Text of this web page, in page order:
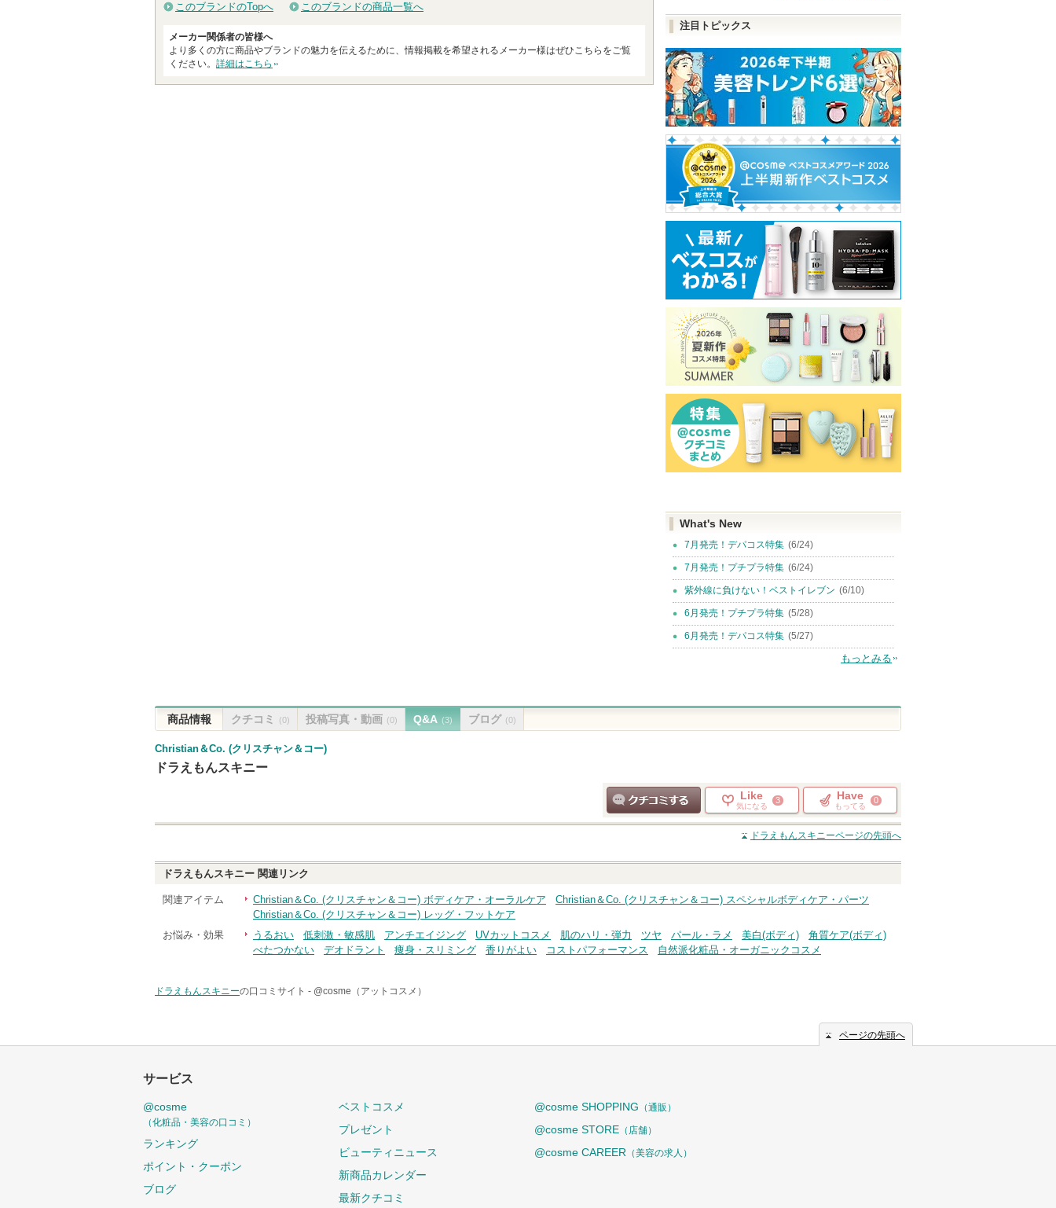
このブランドのTopへ このブランドの商品一覧へ
メーカー関係者の皆様へ
より多くの方に商品やブランドの魅力を伝えるために、情報掲載を希望されるメーカー様はぜひこちらをご覧
ください。 詳細はこちら
注目トピックス
What's New
7月発売！デパコス特集 (6/24)
7月発売！プチプラ特集 (6/24)
紫外線に負けない！ベストイレブン (6/10)
6月発売！プチプラ特集 (5/28)
6月発売！デパコス特集 (5/27)
もっとみる
商品情報 クチコミ (0) 投稿写真・動画 (0) Q&A (3) ブログ (0)
Christian＆Co. (クリスチャン＆コー)
ドラえもんスキニー
クチコミする
Like
気になる
3 Have
もってる
0
ドラえもんスキニーページの先頭へ
ドラえもんスキニー 関連リンク
関連アイテム Christian＆Co. (クリスチャン＆コー) ボディケア・オーラルケア
Christian＆Co. (クリスチャン＆コー) スペシャルボディケア・パーツ
Christian＆Co. (クリスチャン＆コー) レッグ・フットケア
お悩み・効果
うるおい 低刺激・敏感肌 アンチエイジング UVカットコスメ 肌のハリ・弾力 ツヤ パール・ラメ 美白(ボディ)
角質ケア(ボディ)
べたつかない
デオドラント 痩身・スリミング 香りがよい コストパフォーマンス 自然派化粧品・オーガニックコスメ
ドラえもんスキニーの口コミサイト - @cosme（アットコスメ）
ページの先頭へ
サービス
@cosme
（化粧品・美容の口コミ）
ランキング
ポイント・クーポン
ブログ
ベストコスメ
プレゼント
ビューティニュース
新商品カレンダー
最新クチコミ
@cosme SHOPPING （通販）
@cosme STORE （店舗）
@cosme CAREER （美容の求人）